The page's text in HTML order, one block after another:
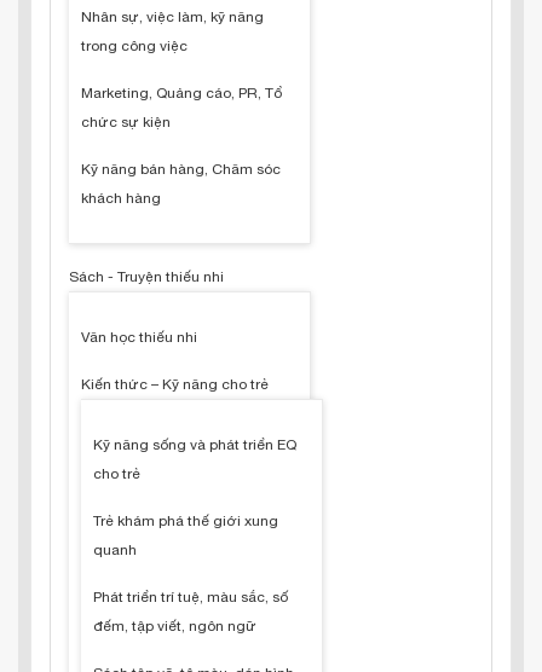
Nhân sự, việc làm, kỹ năng
trong công việc
Marketing, Quảng cáo, PR, Tổ
chức sự kiện
Kỹ năng bán hàng, Chăm sóc
khách hàng
Sách - Truyện thiếu nhi
Văn học thiếu nhi
Kiến thức – Kỹ năng cho trẻ
Kỹ năng sống và phát triển EQ
cho trẻ
Trẻ khám phá thế giới xung
quanh
Phát triển trí tuệ, màu sắc, số
đếm, tập viết, ngôn ngữ